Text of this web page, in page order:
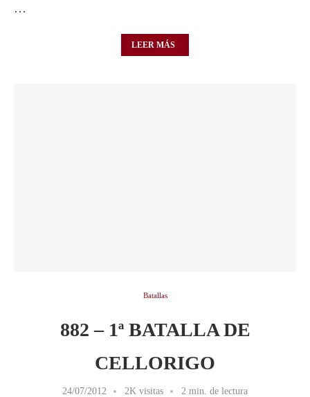
…
LEER MÁS
Batallas
882 – 1ª BATALLA DE
CELLORIGO
24/07/2012 2K visitas 2 min. de lectura